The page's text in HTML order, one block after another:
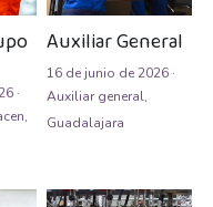
·
Auxiliar General
16 de junio de 2026·
Auxiliar general,
Guadalajara